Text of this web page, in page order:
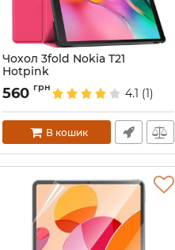
Чохол 3fold Nokia T21
Hotpink
Артикул:687878
560 грн 4.1 (1)
В кошик